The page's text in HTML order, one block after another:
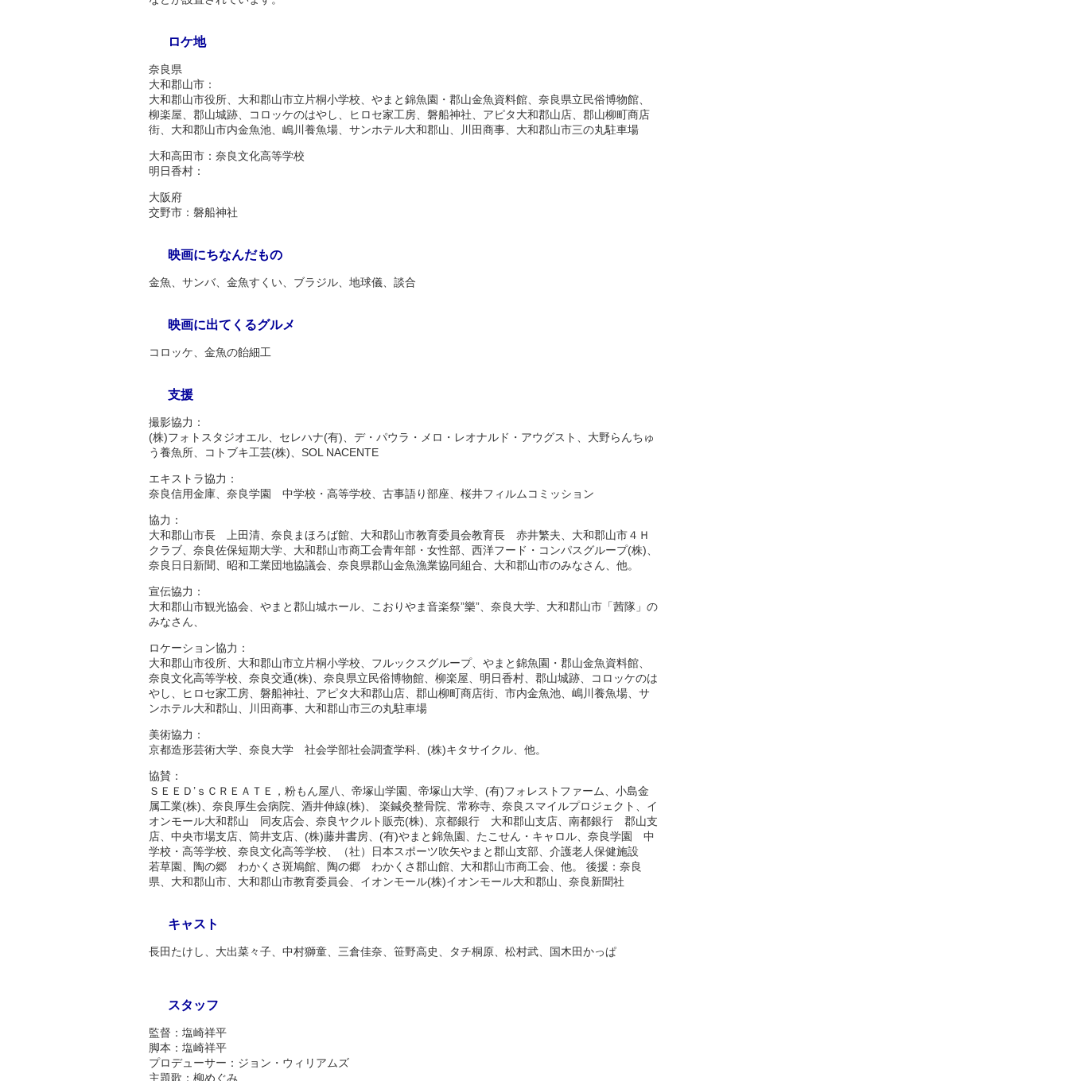
ロケ地
奈良県
大和郡山市：
大和郡山市役所、大和郡山市立片桐小学校、やまと錦魚園・郡山金魚資料館、奈良県立民俗博物館、
柳楽屋、郡山城跡、コロッケのはやし、ヒロセ家工房、磐船神社、アピタ大和郡山店、郡山柳町商店
街、大和郡山市内金魚池、嶋川養魚場、サンホテル大和郡山、川田商事、大和郡山市三の丸駐車場
大和高田市：奈良文化高等学校
明日香村：
大阪府
交野市：磐船神社
映画にちなんだもの
金魚、サンバ、金魚すくい、ブラジル、地球儀、談合
映画に出てくるグルメ
コロッケ、金魚の飴細工
支援
撮影協力：
(株)フォトスタジオエル、セレハナ(有)、デ・パウラ・メロ・レオナルド・アウグスト、大野らんちゅ
う養魚所、コトブキ工芸(株)、SOL NACENTE
エキストラ協力：
奈良信用金庫、奈良学園 中学校・高等学校、古事語り部座、桜井フィルムコミッション
協力：
大和郡山市長 上田清、奈良まほろば館、大和郡山市教育委員会教育長 赤井繁夫、大和郡山市４Ｈ
クラブ、奈良佐保短期大学、大和郡山市商工会青年部・女性部、西洋フード・コンパスグループ(株)、
奈良日日新聞、昭和工業団地協議会、奈良県郡山金魚漁業協同組合、大和郡山市のみなさん、他。
宣伝協力：
大和郡山市観光協会、やまと郡山城ホール、こおりやま音楽祭”樂”、奈良大学、大和郡山市「茜隊」の
みなさん、
ロケーション協力：
大和郡山市役所、大和郡山市立片桐小学校、フルックスグループ、やまと錦魚園・郡山金魚資料館、
奈良文化高等学校、奈良交通(株)、奈良県立民俗博物館、柳楽屋、明日香村、郡山城跡、コロッケのは
やし、ヒロセ家工房、磐船神社、アピタ大和郡山店、郡山柳町商店街、市内金魚池、嶋川養魚場、サ
ンホテル大和郡山、川田商事、大和郡山市三の丸駐車場
美術協力：
京都造形芸術大学、奈良大学 社会学部社会調査学科、(株)キタサイクル、他。
協賛：
ＳＥＥＤ’ｓＣＲＥＡＴＥ，粉もん屋八、帝塚山学園、帝塚山大学、(有)フォレストファーム、小島金
属工業(株)、奈良厚生会病院、酒井伸線(株)、 楽鍼灸整骨院、常称寺、奈良スマイルプロジェクト、イ
オンモール大和郡山 同友店会、奈良ヤクルト販売(株)、京都銀行 大和郡山支店、南都銀行 郡山支
店、中央市場支店、筒井支店、(株)藤井書房、(有)やまと錦魚園、たこせん・キャロル、奈良学園 中
学校・高等学校、奈良文化高等学校、（社）日本スポーツ吹矢やまと郡山支部、介護老人保健施設
若草園、陶の郷 わかくさ斑鳩館、陶の郷 わかくさ郡山館、大和郡山市商工会、他。 後援：奈良
県、大和郡山市、大和郡山市教育委員会、イオンモール(株)イオンモール大和郡山、奈良新聞社
キャスト
長田たけし、大出菜々子、中村獅童、三倉佳奈、笹野高史、タチ桐原、松村武、国木田かっぱ
スタッフ
監督：塩崎祥平
脚本：塩崎祥平
プロデューサー：ジョン・ウィリアムズ
主題歌：柳めぐみ